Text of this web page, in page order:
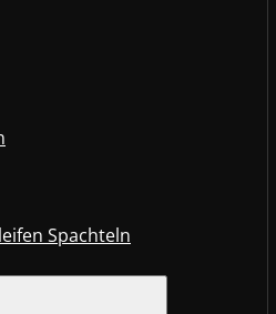
Spachteln